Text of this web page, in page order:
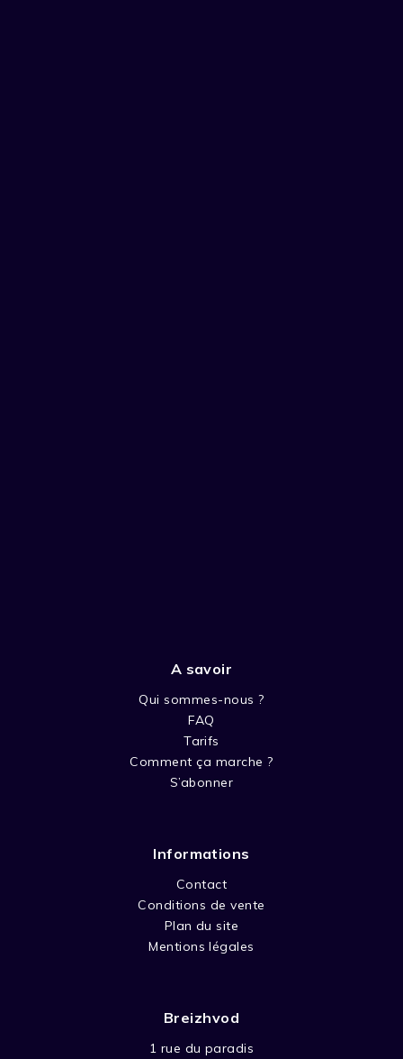
A savoir
Qui sommes-nous ?
FAQ
Tarifs
Comment ça marche ?
S’abonner
Informations
Contact
Conditions de vente
Plan du site
Mentions légales
Breizhvod
1 rue du paradis